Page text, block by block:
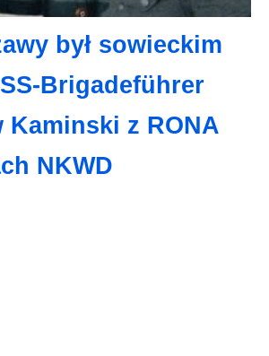
był sowieckim
Brigadeführer
Kaminski z RONA
NKWD